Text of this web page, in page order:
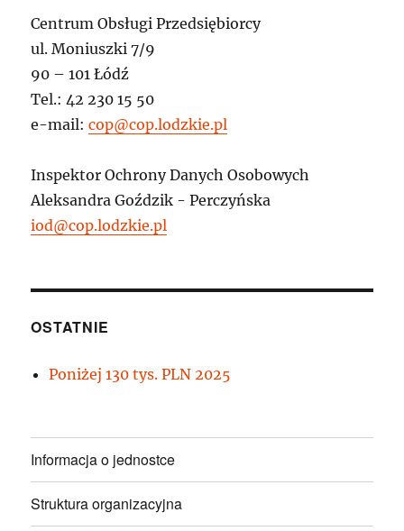
Centrum Obsługi Przedsiębiorcy
ul. Moniuszki 7/9
90 – 101 Łódź
Tel.: 42 230 15 50
e-mail:cop@cop.lodzkie.pl
Inspektor Ochrony Danych Osobowych
Aleksandra Goździk - Perczyńska
iod@cop.lodzkie.pl
OSTATNIE
Poniżej 130 tys. PLN 2025
Informacja o jednostce
Struktura organizacyjna